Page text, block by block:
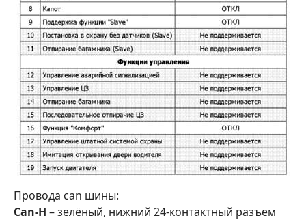
Провода can шины:
Can-H – зелёный, нижний 24-контактный разъем